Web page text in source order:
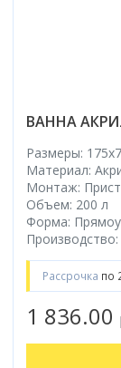
ВАННА
Размеры:
Материал:
Монтаж:
Объем: 200 л
Форма:
Рассрочка по
1 836.00